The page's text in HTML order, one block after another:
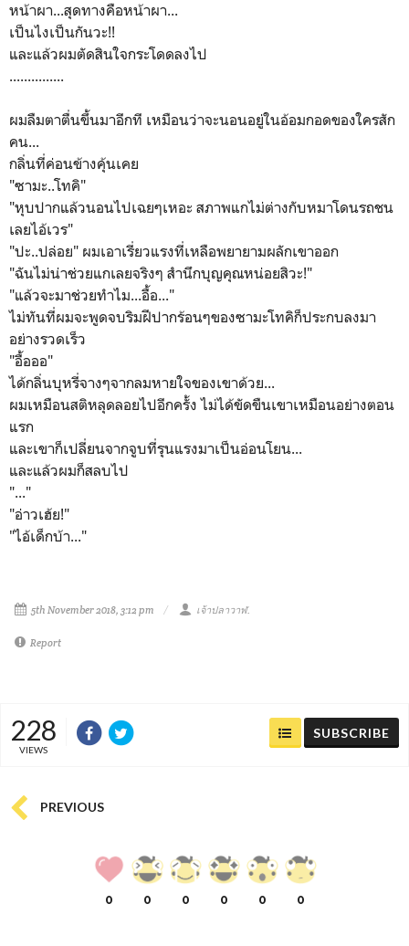
หน้าผา...สุดทางคือหน้าผา...
เป็นไงเป็นกันวะ!!
และแล้วผมตัดสินใจกระโดดลงไป
...............
ผมลืมตาตื่นขึ้นมาอีกที เหมือนว่าจะนอนอยู่ในอ้อมกอดของใครสัก
คน...
กลิ่นที่ค่อนข้างคุ้นเคย
"ซามะ..โทคิ"
"หุบปากแล้วนอนไปเฉยๆเหอะ สภาพแกไม่ต่างกับหมาโดนรถชน
เลยไอ้เวร"
"ปะ..ปล่อย" ผมเอาเรี่ยวแรงที่เหลือพยายามผลักเขาออก
"ฉันไม่น่าช่วยแกเลยจริงๆ สำนึกบุญคุณหน่อยสิวะ!"
"แล้วจะมาช่วยทำไม...อื้อ..."
ไม่ทันที่ผมจะพูดจบริมฝีปากร้อนๆของซามะโทคิก็ประกบลงมา
อย่างรวดเร็ว
"อื้อออ"
ได้กลิ่นบุหรี่จางๆจากลมหายใจของเขาด้วย...
ผมเหมือนสติหลุดลอยไปอีกครั้ง ไม่ได้ขัดขืนเขาเหมือนอย่างตอน
แรก
และเขาก็เปลี่ยนจากจูบที่รุนแรงมาเป็นอ่อนโยน...
และแล้วผมก็สลบไป
"..."
"อ่าวเฮ้ย!"
"ไอ้เด็กบ้า..."
5th November 2018, 3:12 pm เจ้าปลาวาฬ.
Report
228
VIEWS
SUBSCRIBE
PREVIOUS
0 0 0 0 0 0